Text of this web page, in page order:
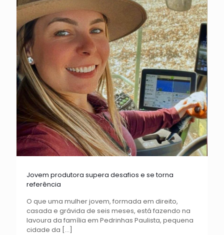
Jovem produtora supera desafios e se torna
referência
O que uma mulher jovem, formada em direito,
casada e grávida de seis meses, está fazendo na
lavoura da família em Pedrinhas Paulista, pequena
cidade da […]